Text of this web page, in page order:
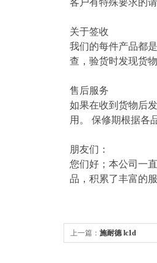
客户有特殊要求的
关于签收
我们的每件产品都
查，验货时发现货
售后服务
如果在收到货物后
用。 保修期根据各
朋友们：
您们好；本公司一
品，积累了丰富的
上一篇： 施耐德 lc1d